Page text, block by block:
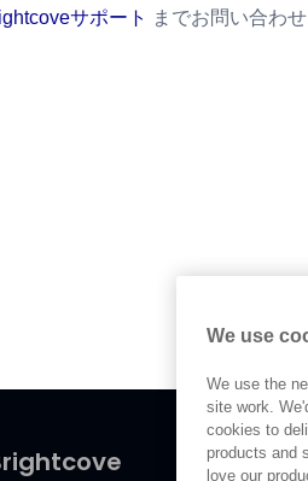
サポート までお問い合わせ
We use
We use the
site work.
cookies to
products and
love our